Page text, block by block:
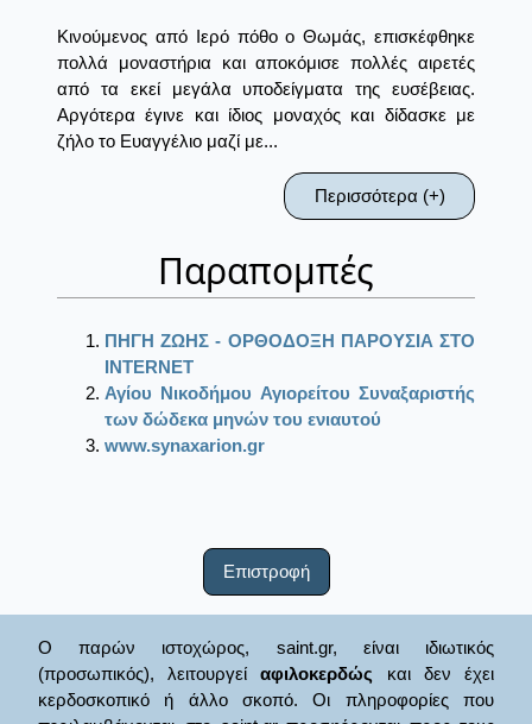
Κινούμενος από Ιερό πόθο ο Θωμάς, επισκέφθηκε
πολλά μοναστήρια και αποκόμισε πολλές αιρετές
από τα εκεί μεγάλα υποδείγματα της ευσέβειας.
Αργότερα έγινε και ίδιος μοναχός και δίδασκε με
ζήλο το Ευαγγέλιο μαζί με...
Περισσότερα (+)
Παραπομπές
ΠΗΓΗ ΖΩΗΣ - ΟΡΘΟΔΟΞΗ ΠΑΡΟΥΣΙΑ ΣΤΟ
ΙΝΤΕRΝΕΤ
Αγίου Νικοδήμου Αγιορείτου Συναξαριστής
των δώδεκα μηνών του ενιαυτού
www.synaxarion.gr
Επιστροφή
Ο παρών ιστοχώρος, saint.gr, είναι ιδιωτικός
(προσωπικός), λειτουργείαφιλοκερδώς και δεν έχει
κερδοσκοπικό ή άλλο σκοπό. Οι πληροφορίες που